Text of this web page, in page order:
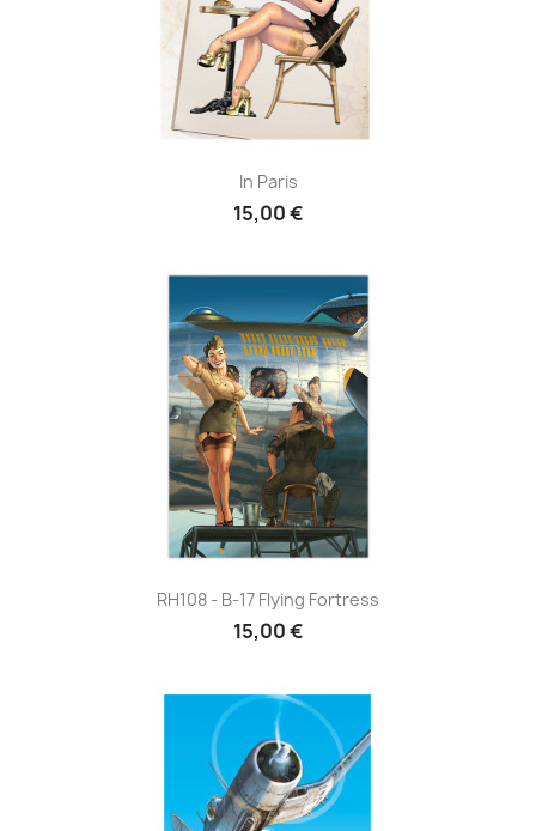
In Paris
15,00 €
RH108 - B-17 Flying Fortress
15,00 €